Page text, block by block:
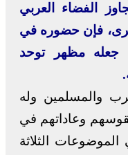
الفضاء العربي
فإن حضوره في
جعله مظهر توحد
والمسلمين وله
وعاداتهم في
الثلاثة